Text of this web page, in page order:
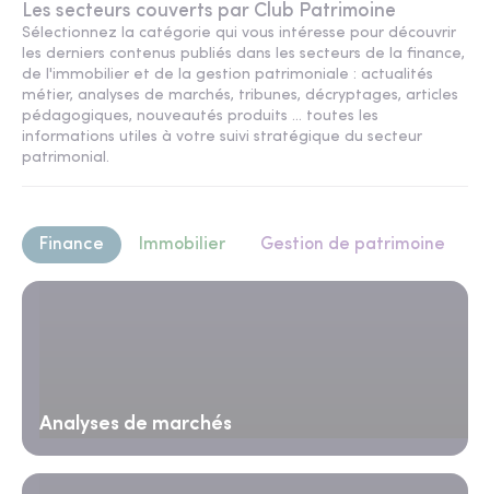
Les secteurs couverts par Club Patrimoine
Sélectionnez la catégorie qui vous intéresse pour découvrir
les derniers contenus publiés dans les secteurs de la finance,
de l'immobilier et de la gestion patrimoniale : actualités
métier, analyses de marchés, tribunes, décryptages, articles
pédagogiques, nouveautés produits ... toutes les
informations utiles à votre suivi stratégique du secteur
patrimonial.
Finance Immobilier Gestion de patrimoine
Analyses de marchés